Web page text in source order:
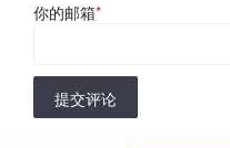
你的邮箱*
提交评论